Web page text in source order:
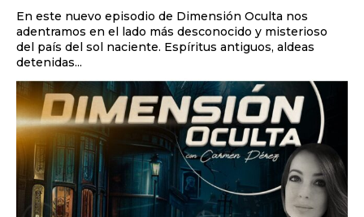
En este nuevo episodio de Dimensión Oculta nos
adentramos en el lado más desconocido y misterioso
del país del sol naciente. Espíritus antiguos, aldeas
detenidas...